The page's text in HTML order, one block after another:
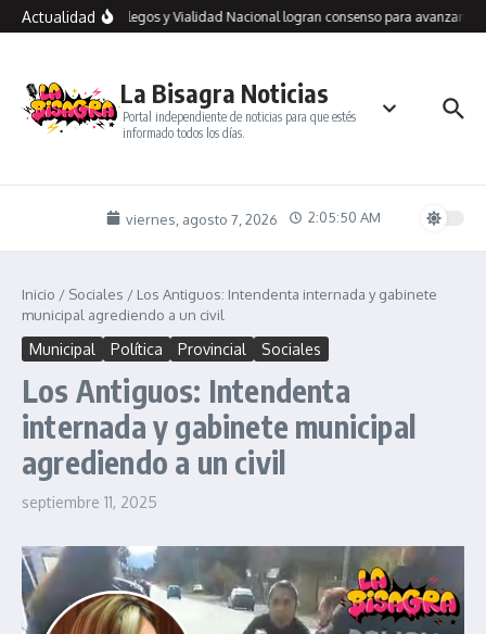
Saltar al contenido
ActualidadRío Gallegos y Vialidad Nacional logran consenso para avanzan
La Bisagra Noticias
Portal independiente de noticias para que estés
informado todos los días.
viernes, agosto 7, 2026 2:05:51 AM
Inicio / Sociales / Los Antiguos: Intendenta internada y gabinete
municipal agrediendo a un civil
Municipal Política Provincial Sociales
Los Antiguos: Intendenta
internada y gabinete municipal
agrediendo a un civil
septiembre 11, 2025